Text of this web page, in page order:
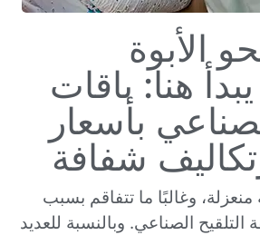
الأبوة
هنا: باقات
بأسعار
شفافة
وغالبًا ما تتفاقم بسبب
الصناعي. وبالنسبة للعديد